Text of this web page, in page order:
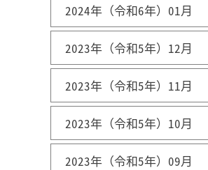
2024年（令和6年）01月
2023年（令和5年）12月
2023年（令和5年）11月
2023年（令和5年）10月
2023年（令和5年）09月